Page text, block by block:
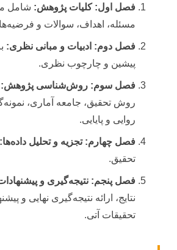
فصل اول: کلیات پژوهش: شامل
مسئله، اهداف، سوالات و
فصل دوم: ادبیات و مبانی نظری:
پیشین و چارچوب نظری.
فصل سوم: روش‌شناسی پژوهش:
روش تحقیق، جامعه آماری،
روایی و پایایی.
فصل چهارم: تجزیه و تحلیل داده‌ها:
تحقیق.
فصل پنجم: نتیجه‌گیری و
نتایج، ارائه نتیجه‌گیری نهایی و
تحقیقات آتی.